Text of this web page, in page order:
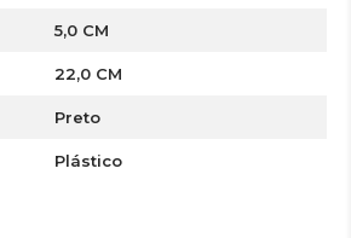
5,0 CM
22,0 CM
Preto
Plástico